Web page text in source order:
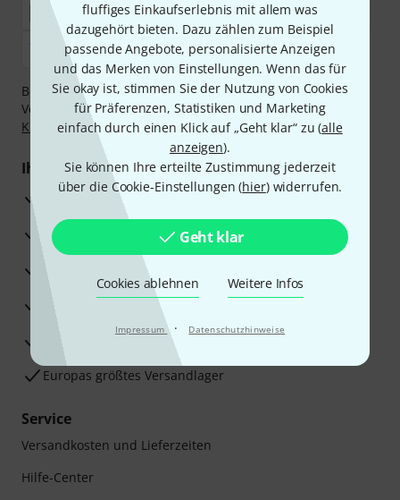
fluffiges Einkaufserlebnis mit allem was
dazugehört bieten. Dazu zählen zum Beispiel
passende Angebote, personalisierte Anzeigen
und das Merken von Einstellungen. Wenn das für
Sie okay ist, stimmen Sie der Nutzung von Cookies
für Präferenzen, Statistiken und Marketing
einfach durch einen Klick auf „Geht klar“ zu (alle
anzeigen).
Sie können Ihre erteilte Zustimmung jederzeit
über die Cookie-Einstellungen (hier) widerrufen.
Geht klar
Cookies ablehnen Weitere Infos
Impressum · Datenschutzhinweise
Bezahlen Sie vertraulich und sicher per Nachnahme,
Vorkasse, PayPal, Amazon Pay,Klarna Sofort bezahlen
Klarna Ratenzahlungoder Kreditkarte.
Ihre Vorteile
3 Jahre Thomann Garantie
30 Tage Money-Back-Garantie
Reparaturservice
Beratung durch Fachexperten
Zufriedenheitsgarantie
Europas größtes Versandlager
Service
Versandkosten und Lieferzeiten
Hilfe-Center